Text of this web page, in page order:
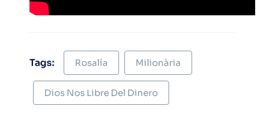
Tags: Rosalía Milionària
Dios Nos Libre Del Dinero